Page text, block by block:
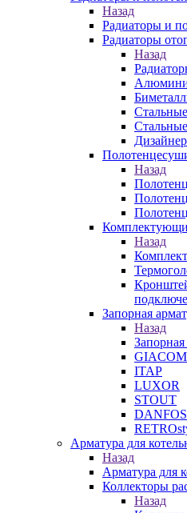
Назад
Радиаторы и
Радиаторы
Назад
Назад
Назад
Запорная
Назад
ITAP
LUXOR
STOUT
Арматура для
Назад
Арматура для
Коллекторы
Назад